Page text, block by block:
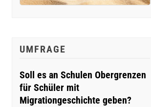
UMFRAGE
Soll es an Schulen Obergrenzen
für Schüler mit
Migrationgeschichte geben?